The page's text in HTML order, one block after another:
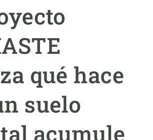
qué hace
suelo
acumule